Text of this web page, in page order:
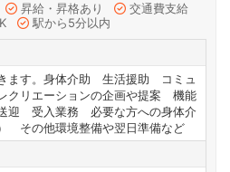
昇給・昇格あり
交通費支給
駅から5分以内
ます。身体介助 生活援助 コミュ
リエーションの企画や提案 機能
受入業務 必要な方への身体介
その他環境整備や翌日準備など